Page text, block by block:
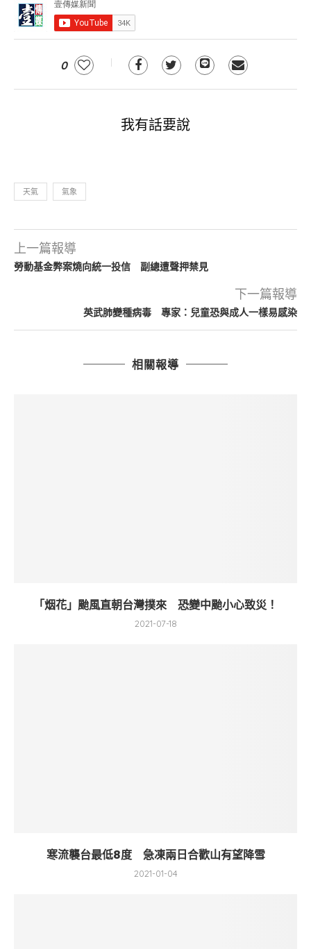
0
我有話要說
天氣 氣象
上一篇報導
勞動基金弊案燒向統一投信 副總遭聲押禁見
下一篇報導
英武肺變種病毒 專家：兒童恐與成人一樣易感染
相關報導
「烟花」颱風直朝台灣撲來 恐變中颱小心致災！
2021-07-18
寒流襲台最低8度 急凍兩日合歡山有望降雪
2021-01-04